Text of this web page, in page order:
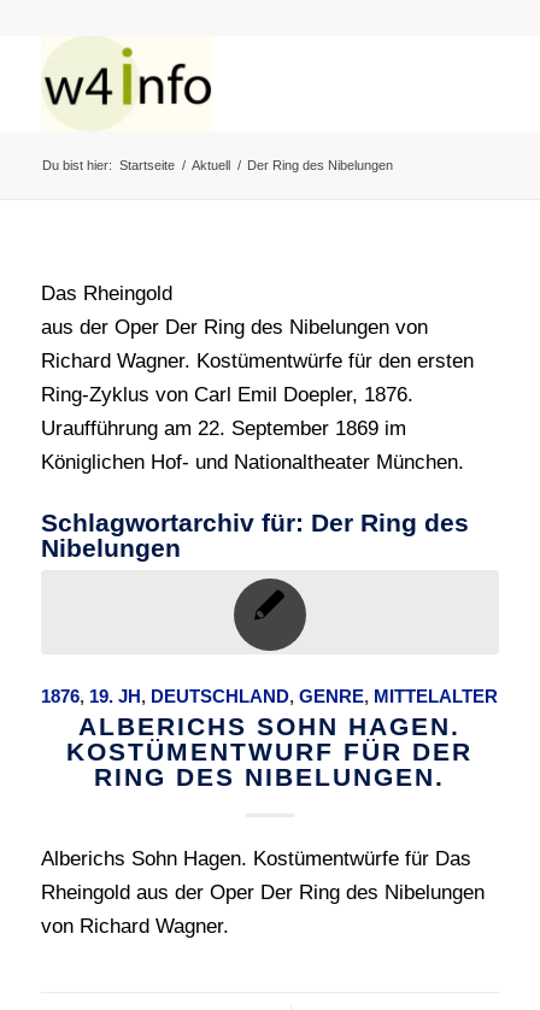
Du bist hier: Startseite / Aktuell / Der Ring des Nibelungen
Das Rheingold
aus der Oper Der Ring des Nibelungen von
Richard Wagner. Kostümentwürfe für den ersten
Ring-Zyklus von Carl Emil Doepler, 1876.
Uraufführung am 22. September 1869 im
Königlichen Hof- und Nationaltheater München.
Schlagwortarchiv für: Der Ring des
Nibelungen
1876, 19. JH, DEUTSCHLAND,GENRE, MITTELALTER
ALBERICHS SOHN HAGEN.
KOSTÜMENTWURF FÜR DER
RING DES NIBELUNGEN.
Alberichs Sohn Hagen. Kostümentwürfe für Das
Rheingold aus der Oper Der Ring des Nibelungen
von Richard Wagner.